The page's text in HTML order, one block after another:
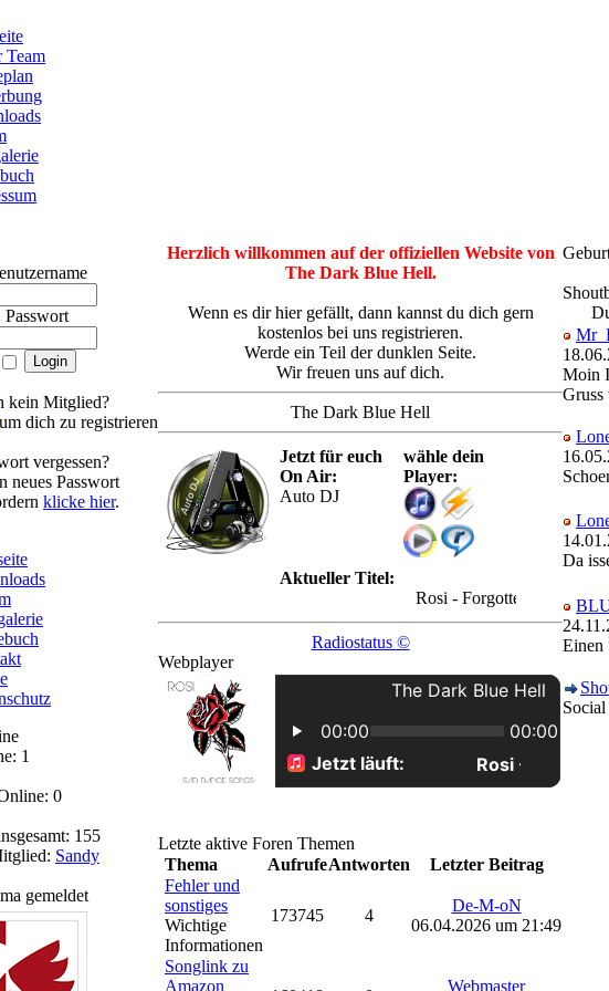
Team
Passwort
kein Mitglied?
dich zu registrieren
vergessen?
neues Passwort
klicke hier.
1
0
155
Sandy
gemeldet
Herzlich willkommen auf der offiziellen Website von
The Dark Blue Hell.
Wenn es dir hier gefällt, dann kannst du dich gern
kostenlos bei uns registrieren.
Werde ein Teil der dunklen Seite.
Wir freuen uns auf dich.
The Dark Blue Hell
Jetzt für euch
On Air:
Auto DJ
wähle dein
Player:
Aktueller Titel:
Rosi - Forgotten
Radiostatus ©
Webplayer
Letzte aktive Foren Themen
Thema
AufrufeAntworten
Letzter Beitrag
Fehler und
sonstiges
Wichtige
Informationen
173745 4
De-M-oN
06.04.2026 um 21:49
Songlink zu
Amazon
Webmaster
Moin
Gruss
Da
Einen